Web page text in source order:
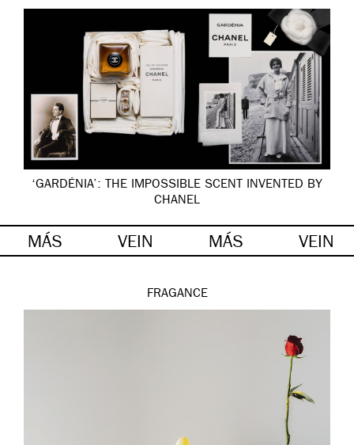
‘GARDÉNIA’: THE IMPOSSIBLE SCENT INVENTED BY
CHANEL
MÁS VEIN MÁS VEIN
FRAGANCE